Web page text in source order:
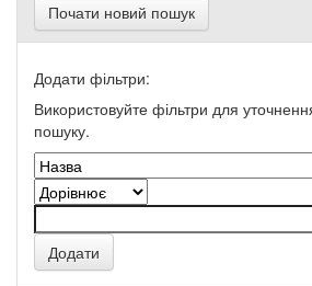
Почати новий пошук
Додати фільтри:
Використовуйте фільтри для
пошуку.